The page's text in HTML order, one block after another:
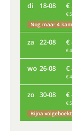
di 18-08 €
€
Nog maar 4
za 22-08 €
€
wo 26-08 €
€
zo 30-08 €
€
Bijna volgeboekt